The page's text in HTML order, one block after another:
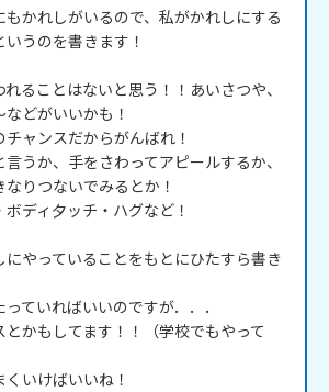
もかれしがいるので、私がかれしにする
うのを書きます！
ることはないと思う！！あいさつや、
どがいいかも！
ャンスだからがんばれ！
うか、手をさわってアピールするか、
りつないでみるとか！
ディ夕ッチ・ハグなど！
やっていることをもとにひたすら書き
ていればいいのですが．．．
かもしてます！！（学校でもやって
いけばいいね！